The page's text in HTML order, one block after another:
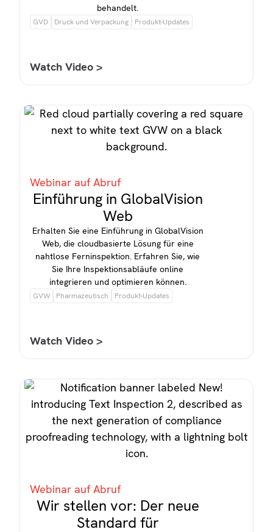
behandelt.
GVD Druck und Verpackung Produkt-Updates
Watch Video >
Webinar auf Abruf
Einführung in GlobalVision
Web
Erhalten Sie eine Einführung in GlobalVision
Web, die cloudbasierte Lösung für eine
nahtlose Ferninspektion. Erfahren Sie, wie
Sie Ihre Inspektionsabläufe online
integrieren und optimieren können.
GVW Pharmazeutisch Produkt-Updates
Watch Video >
Webinar auf Abruf
Wir stellen vor: Der neue
Standard für